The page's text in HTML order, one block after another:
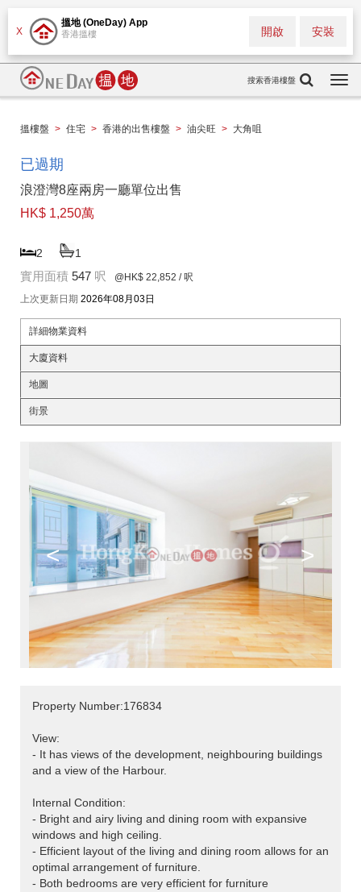
X
搵地 (OneDay) App
香港搵樓 安裝
開啟
搜索香港樓盤
搵樓盤 > 住宅 > 香港的出售樓盤 > 油尖旺 > 大角咀
已過期
浪澄灣8座兩房一廳單位出售
HK$ 1,250萬
2 1
實用面積 547 呎 @HK$ 22,852 / 呎
上次更新日期 2026年08月03日
詳細物業資料
大廈資料
地圖
街景
< >
Property Number:176834
View:
- It has views of the development, neighbouring buildings
and a view of the Harbour.
Internal Condition:
- Bright and airy living and dining room with expansive
windows and high ceiling.
- Efficient layout of the living and dining room allows for an
optimal arrangement of furniture.
- Both bedrooms are very efficient for furniture